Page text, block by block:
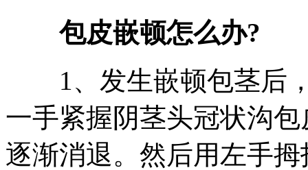
包皮嵌顿怎么办?
1、发生嵌顿包茎后，
一手紧握阴茎头冠状沟
逐渐消退。然后用左手